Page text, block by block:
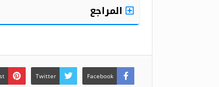
المراجع
Facebook
Twitter